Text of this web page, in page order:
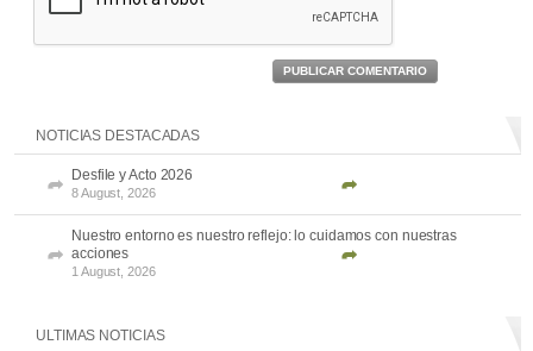
PUBLICAR COMENTARIO
NOTICIAS DESTACADAS
Desfile y Acto 2026
8 August, 2026
Nuestro entorno es nuestro reflejo: lo cuidamos con nuestras
acciones
1 August, 2026
ULTIMAS NOTICIAS